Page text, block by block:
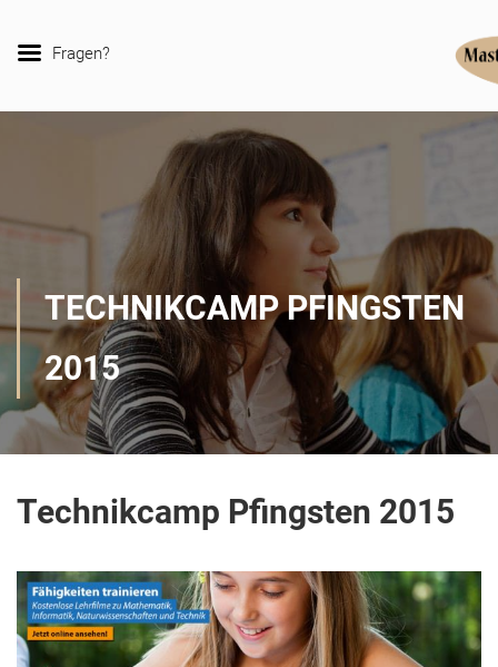
TECHNIKCAMP PFINGSTEN
2015
Technikcamp Pfingsten 2015
Fragen?